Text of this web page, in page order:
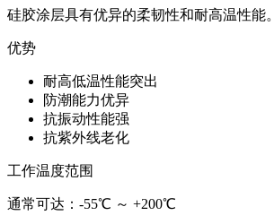
硅胶涂层具有优异的柔韧性和耐高温性能。
优势
耐高低温性能突出
防潮能力优异
抗振动性能强
抗紫外线老化
工作温度范围
通常可达：-55℃ ～ +200℃